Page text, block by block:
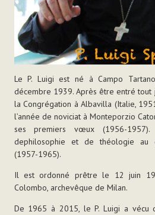
Le P. Luigi est né à Campo
décembre 1939. Après être entré
la Congrégation à Albavilla (Italie,
l’année de noviciat à Monteporzio
ses premiers vœux (1956-
dephilosophie et de théologie
(1957-1965).
Il est ordonné prêtre le 12 juin
Colombo, archevêque de Milan.
De 1965 à 2015, le P. Luigi a vécu